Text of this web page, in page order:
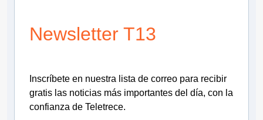
Newsletter T13
Inscríbete en nuestra lista de correo para recibir
gratis las noticias más importantes del día, con la
confianza de Teletrece.